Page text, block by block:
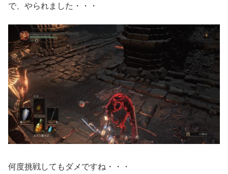
で、やられました・・・
何度挑戦してもダメですね・・・